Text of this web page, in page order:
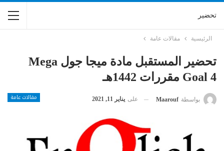
تحضير
الرئيسية مقالات عامة
تحضير المستقبل مادة ميجا جول Mega
Goal 4 مقررات 1442هـ
مقالات عامة بواسطة Maarouf على يناير 11, 2021